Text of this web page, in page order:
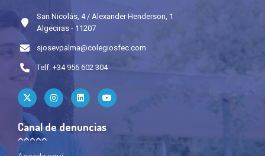
San Nicolás, 4 / Alexander Henderson, 1
Algeciras - 11207
sjosevpalma@colegiosfec.com
Telf: +34 956 602 304
Canal de denuncias